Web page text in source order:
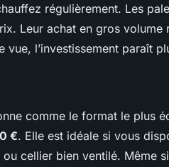
régulièrement. Les
Leur achat en gros volume
l’investissement paraît
comme le format le plus
€. Elle est idéale si vous
cellier bien ventilé. Même